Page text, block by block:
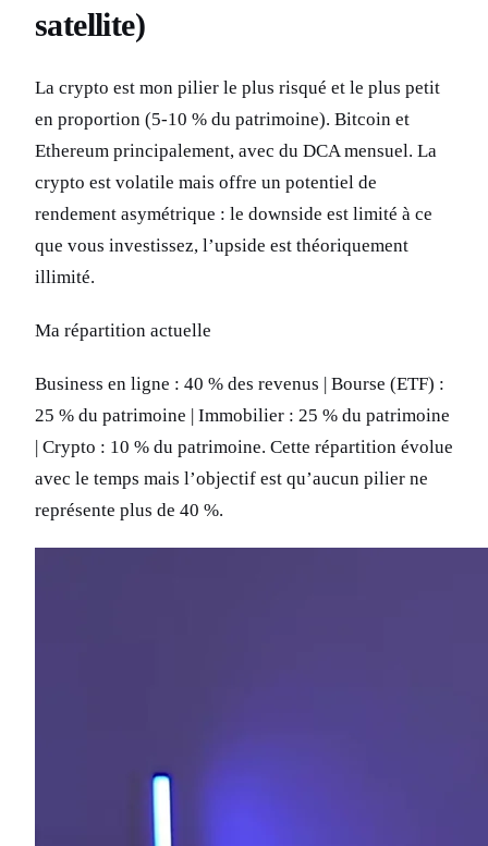
satellite)
La crypto est mon pilier le plus risqué et le plus petit
en proportion (5-10 % du patrimoine). Bitcoin et
Ethereum principalement, avec du DCA mensuel. La
crypto est volatile mais offre un potentiel de
rendement asymétrique : le downside est limité à ce
que vous investissez, l’upside est théoriquement
illimité.
Ma répartition actuelle
Business en ligne : 40 % des revenus | Bourse (ETF) :
25 % du patrimoine | Immobilier : 25 % du patrimoine
| Crypto : 10 % du patrimoine. Cette répartition évolue
avec le temps mais l’objectif est qu’aucun pilier ne
représente plus de 40 %.